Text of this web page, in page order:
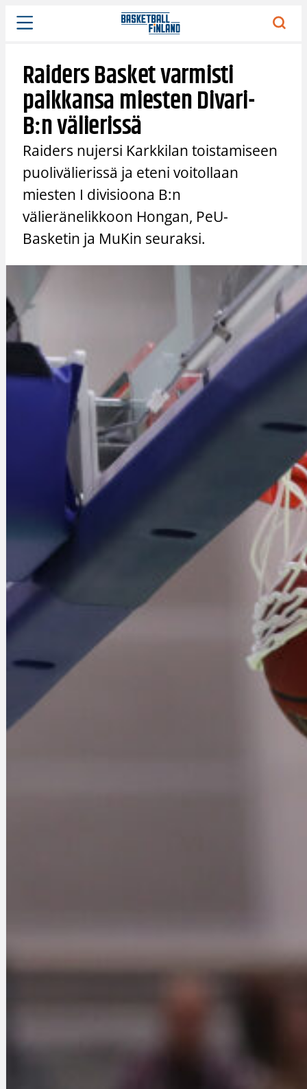
Siirry
sisältöön
Raiders Basket varmisti
paikkansa miesten Divari-
B:n välierissä
Raiders nujersi Karkkilan toistamiseen
puolivälierissä ja eteni voitollaan
miesten I divisioona B:n
välieränelikkoon Hongan, PeU-
Basketin ja MuKin seuraksi.